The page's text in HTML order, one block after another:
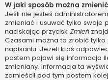
W jaki sposób można
Jeśli nie jesteś
zmieniać i usuwać tylko swoje
naciskając przycisk Zmień
Czasami można to zrobić
napisaniu. Jeżeli ktoś
postem pojawi się informacja
zmieniany. Informacja ta
zamieścił pod tym postem